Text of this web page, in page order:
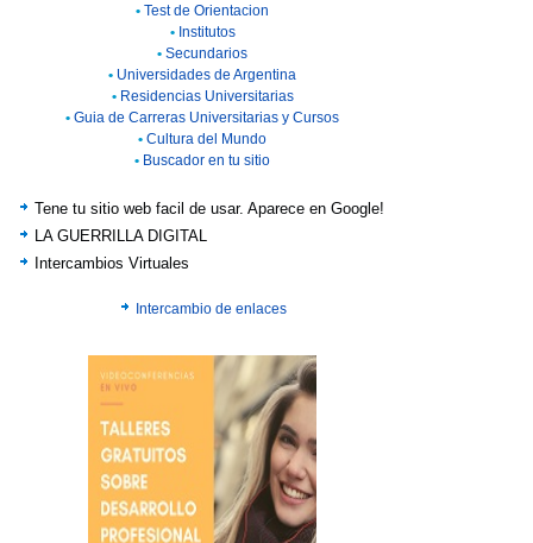
• Test de Orientacion
• Institutos
• Secundarios
• Universidades de Argentina
• Residencias Universitarias
• Guia de Carreras Universitarias y Cursos
• Cultura del Mundo
• Buscador en tu sitio
Tene tu sitio web facil de usar. Aparece en Google!
LA GUERRILLA DIGITAL
Intercambios Virtuales
Intercambio de enlaces